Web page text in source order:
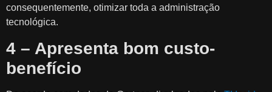
consequentemente, otimizar toda a administração
tecnológica.
4 – Apresenta bom custo-
benefício